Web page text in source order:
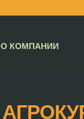
О КОМПАНИИ